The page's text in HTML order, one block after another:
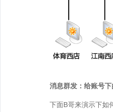
消息群发：给账号
下面B哥来演示下如